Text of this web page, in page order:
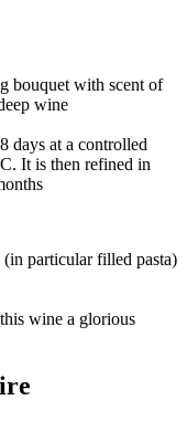
bouquet with scent of
wine
days at a controlled
It is then refined in
particular filled pasta)
wine a glorious